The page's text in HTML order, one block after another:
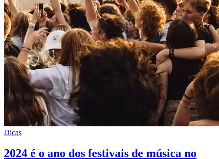
Dicas
2024 é o ano dos festivais de música no